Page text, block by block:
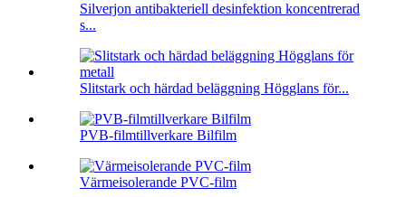
Silverjon antibakteriell desinfektion koncentrerad
s...
Slitstark och härdad beläggning Högglans för...
PVB-filmtillverkare Bilfilm
Värmeisolerande PVC-film